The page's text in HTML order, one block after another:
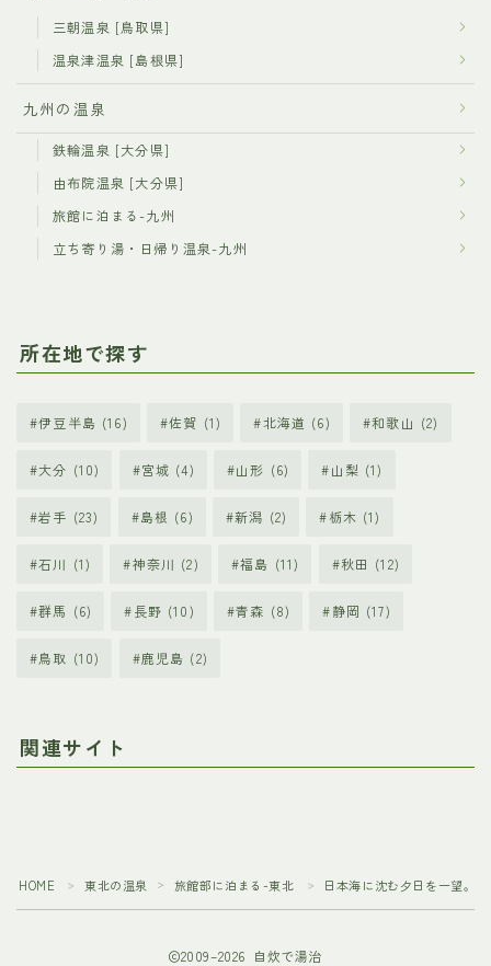
三朝温泉 [鳥取県]
温泉津温泉 [島根県]
九州の温泉
鉄輪温泉 [大分県]
由布院温泉 [大分県]
旅館に泊まる-九州
立ち寄り湯・日帰り温泉-九州
所在地で探す
伊豆半島 (16) 佐賀 (1) 北海道 (6) 和歌山 (2)
大分 (10) 宮城 (4) 山形 (6) 山梨 (1)
岩手 (23) 島根 (6) 新潟 (2) 栃木 (1)
石川 (1) 神奈川 (2) 福島 (11) 秋田 (12)
群馬 (6) 長野 (10) 青森 (8) 静岡 (17)
鳥取 (10) 鹿児島 (2)
関連サイト
HOME ＞ 東北の温泉 ＞ 旅館部に泊まる-東北 ＞ 日本海に沈む夕日を一望。
2009–2026 自炊で湯治